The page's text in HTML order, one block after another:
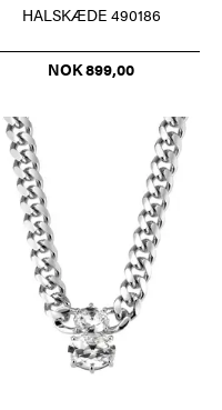
HALSKÆDE 490186
NOK 899,00